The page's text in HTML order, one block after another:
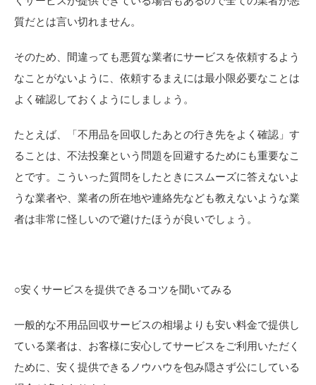
質だとは言い切れません。
そのため、間違っても悪質な業者にサービスを依頼するよう
なことがないように、依頼するまえには最小限必要なことは
よく確認しておくようにしましょう。
たとえば、「不用品を回収したあとの行き先をよく確認」す
ることは、不法投棄という問題を回避するためにも重要なこ
とです。こういった質問をしたときにスムーズに答えないよ
うな業者や、業者の所在地や連絡先なども教えないような業
者は非常に怪しいので避けたほうが良いでしょう。
○安くサービスを提供できるコツを聞いてみる
一般的な不用品回収サービスの相場よりも安い料金で提供し
ている業者は、お客様に安心してサービスをご利用いただく
ために、安く提供できるノウハウを包み隠さず公にしている